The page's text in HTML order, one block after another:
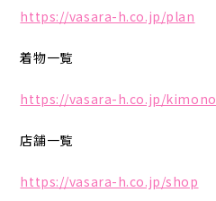
https://vasara-h.co.jp/plan
着物一覧
https://vasara-h.co.jp/kimono
店舗一覧
https://vasara-h.co.jp/shop